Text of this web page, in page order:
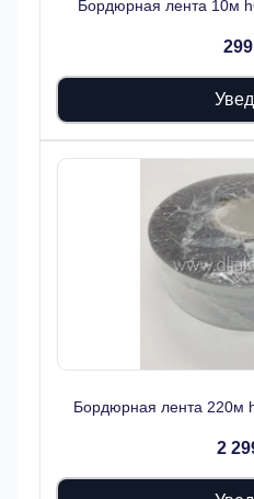
Бордюрная лента 10м
Бордюрная лента
2